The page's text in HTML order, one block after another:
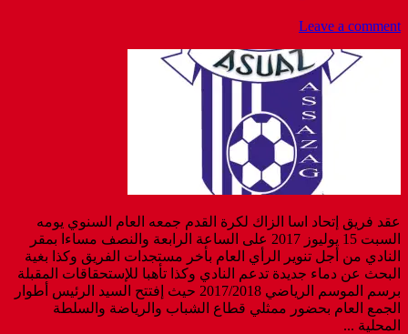
Leave a comment
عقد فريق إتحاد اسا الزاك لكرة القدم جمعه العام السنوي يومه
السبت 15 يوليوز 2017 على الساعة الرابعة والنصف مساءا بمقر
النادي من أجل تنوير الرأي العام بأخر مستجدات الفريق وكذا بغية
البحث عن دماء جديدة تدعم النادي وكذا تأهبا للإستحقاقات المقبلة
برسم الموسم الرياضي 2017/2018 حيث إفتتح السيد الرئيس أطوار
الجمع العام بحضور ممثلي قطاع الشباب والرياضة والسلطة
المحلية ...